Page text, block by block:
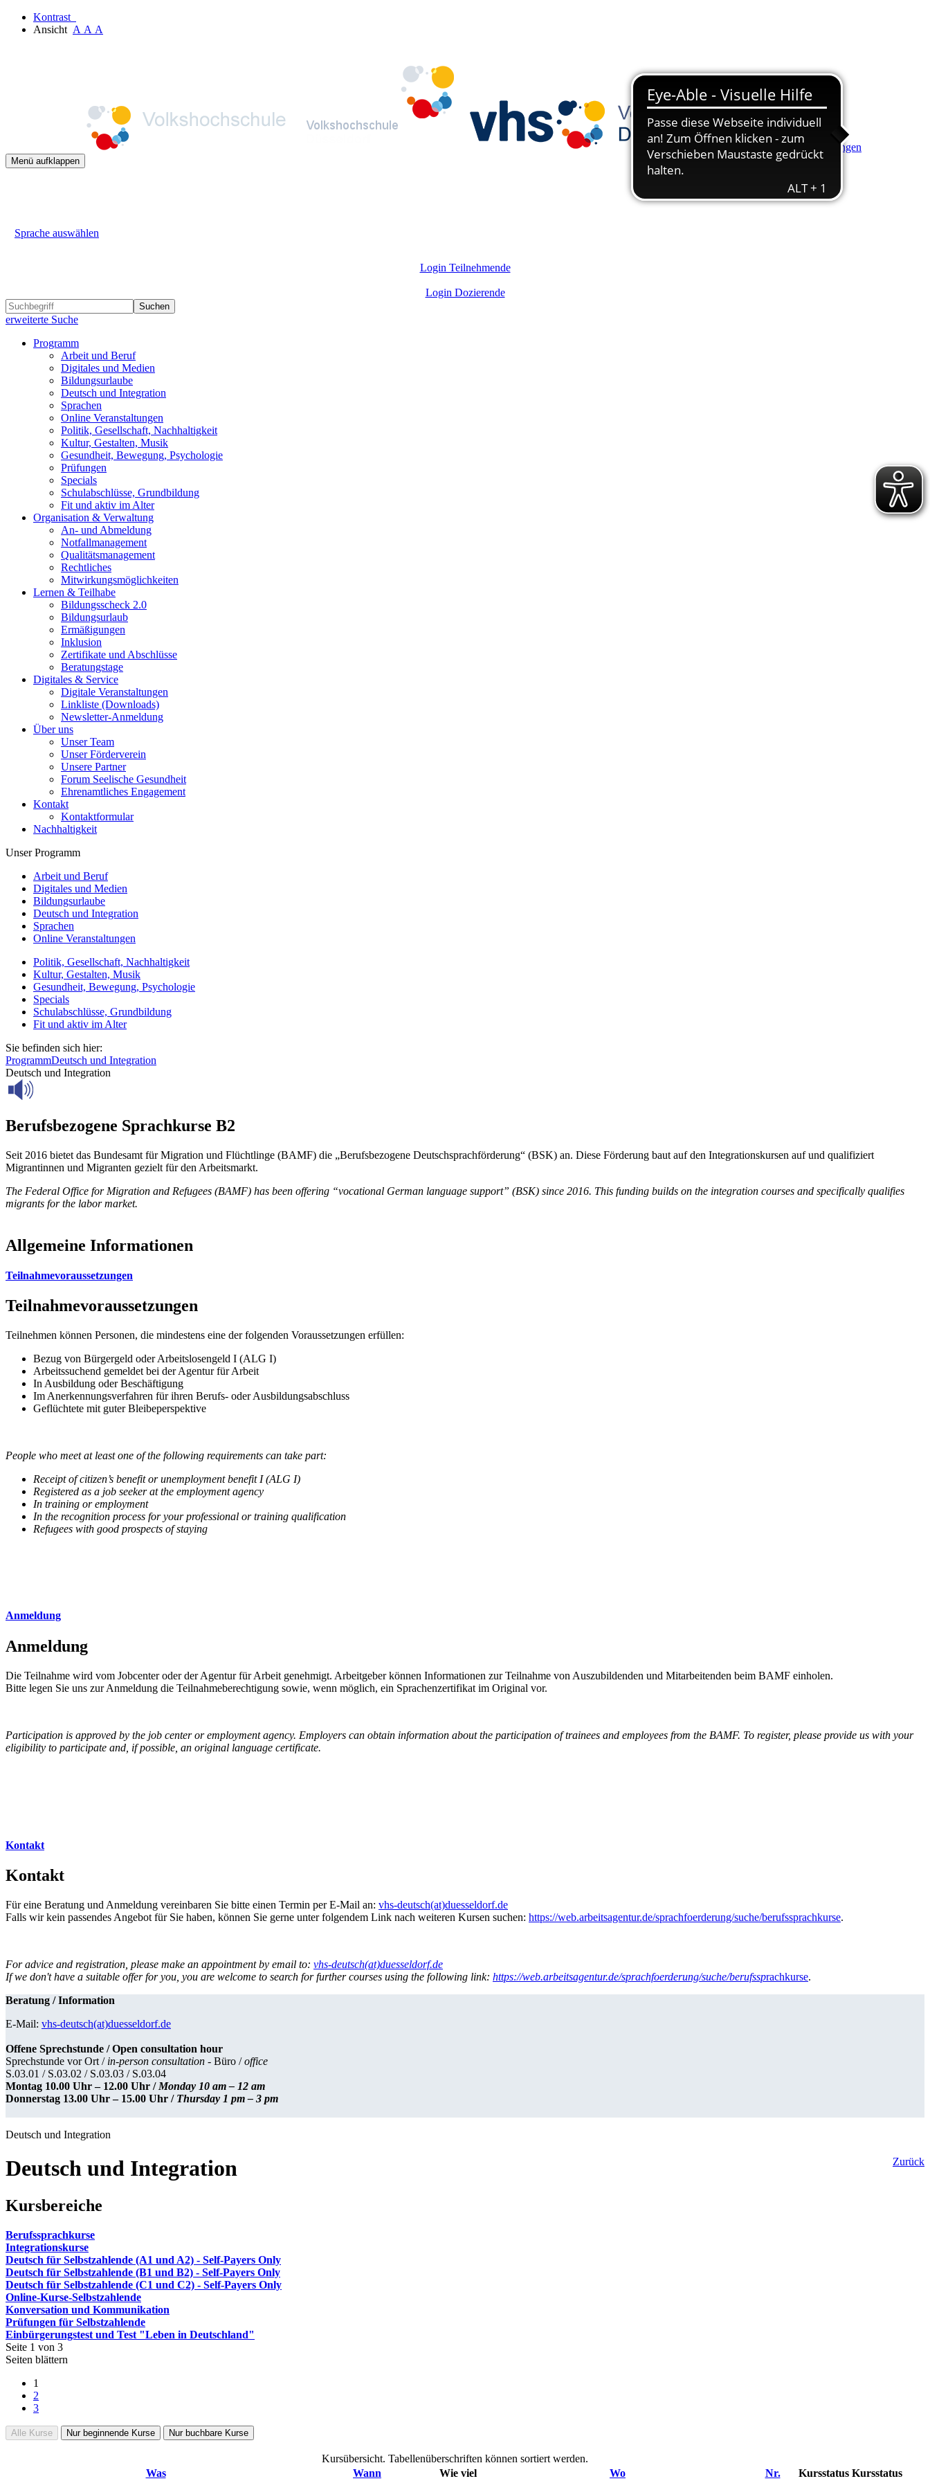
Kontrast
Ansicht A A A
Hauptinhalt anspringen
Menü aufklappen
Sprache auswählen
Login Teilnehmende
Login Dozierende
Suchen
erweiterte Suche
Programm
Arbeit und Beruf
Digitales und Medien
Bildungsurlaube
Deutsch und Integration
Sprachen
Online Veranstaltungen
Politik, Gesellschaft, Nachhaltigkeit
Kultur, Gestalten, Musik
Gesundheit, Bewegung, Psychologie
Prüfungen
Specials
Schulabschlüsse, Grundbildung
Fit und aktiv im Alter
Organisation & Verwaltung
An- und Abmeldung
Notfallmanagement
Qualitätsmanagement
Rechtliches
Mitwirkungsmöglichkeiten
Lernen & Teilhabe
Bildungsscheck 2.0
Bildungsurlaub
Ermäßigungen
Inklusion
Zertifikate und Abschlüsse
Beratungstage
Digitales & Service
Digitale Veranstaltungen
Linkliste (Downloads)
Newsletter-Anmeldung
Über uns
Unser Team
Unser Förderverein
Unsere Partner
Forum Seelische Gesundheit
Ehrenamtliches Engagement
Kontakt
Kontaktformular
Nachhaltigkeit
Unser Programm
Arbeit und Beruf
Digitales und Medien
Bildungsurlaube
Deutsch und Integration
Sprachen
Online Veranstaltungen
Politik, Gesellschaft, Nachhaltigkeit
Kultur, Gestalten, Musik
Gesundheit, Bewegung, Psychologie
Specials
Schulabschlüsse, Grundbildung
Fit und aktiv im Alter
Sie befinden sich hier:
ProgrammDeutsch und Integration
Deutsch und Integration
Berufsbezogene Sprachkurse B2
Seit 2016 bietet das Bundesamt für Migration und Flüchtlinge (BAMF) die „Berufsbezogene Deutschsprachförderung“ (BSK) an. Diese Förderung baut auf den Integrationskursen auf und qualifiziert
Migrantinnen und Migranten gezielt für den Arbeitsmarkt.
The Federal Office for Migration and Refugees (BAMF) has been offering “vocational German language support” (BSK) since 2016. This funding builds on the integration courses and specifically qualifies
migrants for the labor market.
Allgemeine Informationen
Teilnahmevoraussetzungen
Teilnahmevoraussetzungen
Teilnehmen können Personen, die mindestens eine der folgenden Voraussetzungen erfüllen:
Bezug von Bürgergeld oder Arbeitslosengeld I (ALG I)
Arbeitssuchend gemeldet bei der Agentur für Arbeit
In Ausbildung oder Beschäftigung
Im Anerkennungsverfahren für ihren Berufs- oder Ausbildungsabschluss
Geflüchtete mit guter Bleibeperspektive
People who meet at least one of the following requirements can take part:
Receipt of citizen’s benefit or unemployment benefit I (ALG I)
Registered as a job seeker at the employment agency
In training or employment
In the recognition process for your professional or training qualification
Refugees with good prospects of staying
Anmeldung
Anmeldung
Die Teilnahme wird vom Jobcenter oder der Agentur für Arbeit genehmigt. Arbeitgeber können Informationen zur Teilnahme von Auszubildenden und Mitarbeitenden beim BAMF einholen.
Bitte legen Sie uns zur Anmeldung die Teilnahmeberechtigung sowie, wenn möglich, ein Sprachenzertifikat im Original vor.
Participation is approved by the job center or employment agency. Employers can obtain information about the participation of trainees and employees from the BAMF. To register, please provide us with your
eligibility to participate and, if possible, an original language certificate.
Kontakt
Kontakt
Für eine Beratung und Anmeldung vereinbaren Sie bitte einen Termin per E-Mail an: vhs-deutsch(at)duesseldorf.de
Falls wir kein passendes Angebot für Sie haben, können Sie gerne unter folgendem Link nach weiteren Kursen suchen: https://web.arbeitsagentur.de/sprachfoerderung/suche/berufssprachkurse.
For advice and registration, please make an appointment by email to: vhs-deutsch(at)duesseldorf.de
If we don't have a suitable offer for you, you are welcome to search for further courses using the following link: https://web.arbeitsagentur.de/sprachfoerderung/suche/berufssprachkurse.
Beratung / Information
E-Mail: vhs-deutsch(at)duesseldorf.de
Offene Sprechstunde / Open consultation hour
Sprechstunde vor Ort / in-person consultation - Büro /office
S.03.01 / S.03.02 / S.03.03 / S.03.04
Montag 10.00 Uhr – 12.00 Uhr / Monday 10 am – 12 am
Donnerstag 13.00 Uhr – 15.00 Uhr / Thursday 1 pm – 3 pm
Deutsch und Integration
Zurück
Deutsch und Integration
Kursbereiche
Berufssprachkurse
Integrationskurse
Deutsch für Selbstzahlende (A1 und A2) - Self-Payers Only
Deutsch für Selbstzahlende (B1 und B2) - Self-Payers Only
Deutsch für Selbstzahlende (C1 und C2) - Self-Payers Only
Online-Kurse-Selbstzahlende
Konversation und Kommunikation
Prüfungen für Selbstzahlende
Einbürgerungstest und Test "Leben in Deutschland"
Seite 1 von 3
Seiten blättern
1
2
3
Alle Kurse Nur beginnende Kurse Nur buchbare Kurse
Kursübersicht. Tabellenüberschriften können sortiert werden.
Was
Wann Wie viel Wo Nr. Kursstatus Kursstatus